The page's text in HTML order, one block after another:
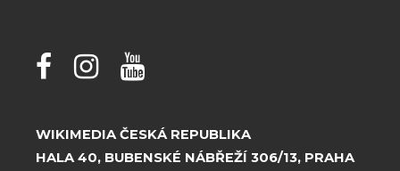
WIKIMEDIA ČESKÁ REPUBLIKA
HALA 40, BUBENSKÉ NÁBŘEŽÍ 306/13, PRAHA